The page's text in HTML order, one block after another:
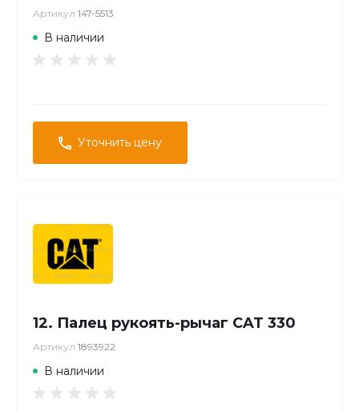
Артикул 147-5513
В наличии
Уточнить цену
12. Палец рукоять-рычаг CAT 330
Артикул 1893922
В наличии